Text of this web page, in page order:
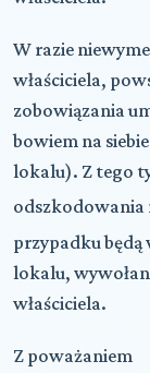
W razie
właściciela,
zobowiązania
bowiem na
lokalu). Z tego
odszkodowania
przypadku będą
lokalu,
właściciela.
Z poważaniem